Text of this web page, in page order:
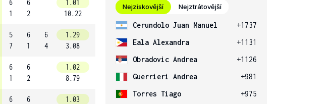
6
1
6
2
1.01
10.22
5
7
6
1
6
4
1.29
3.08
6
1
6
2
1.02
8.79
6
6
1.03
Nejziskovější Nejztrátovější
Cerundolo Juan Manuel
+1737
Eala Alexandra
+1131
Obradovic Andrea
+1126
Guerrieri Andrea
+981
Torres Tiago
+975